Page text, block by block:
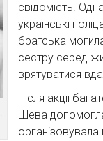
свідомість.
українські
братська
сестру серед
врятуватися
Після акції
Шева допомогла